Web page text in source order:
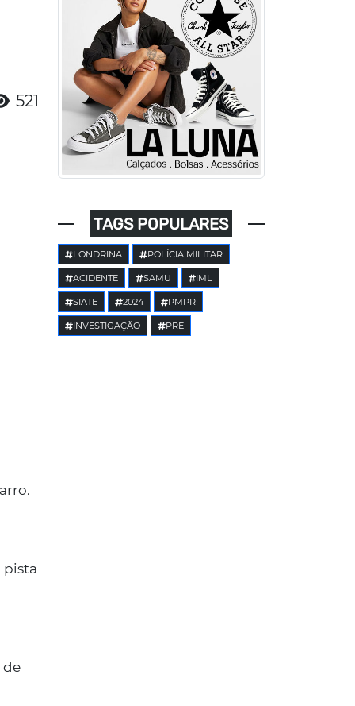
521
pista
de
TAGS POPULARES
LONDRINA POLÍCIA MILITAR
ACIDENTE SAMU IML
SIATE 2024 PMPR
INVESTIGAÇÃO PRE